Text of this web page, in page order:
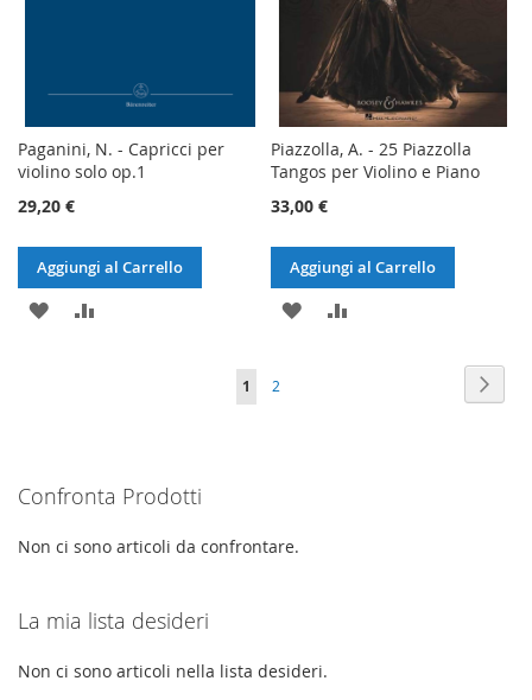
Paganini, N. - Capricci per
violino solo op.1
29,20 €
Aggiungi al Carrello
AGGIUNGI
Piazzolla, A. - 25 Piazzolla
Tangos per Violino e Piano
33,00 €
Aggiungi al Carrello
AGGIUNGI
Pagina
Attualmente
1 Pagina
2
Confronta Prodotti
Non ci sono articoli da confrontare.
La mia lista desideri
Non ci sono articoli nella lista desideri.